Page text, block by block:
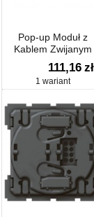
Pop-up Moduł z
Kablem Zwijanym
Micro Usb
111,16 zł
1 wariant